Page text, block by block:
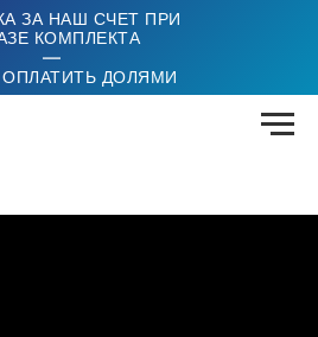
ЗА НАШ СЧЕТ ПРИ
КОМПЛЕКТА
|
ДОЛЯМИ